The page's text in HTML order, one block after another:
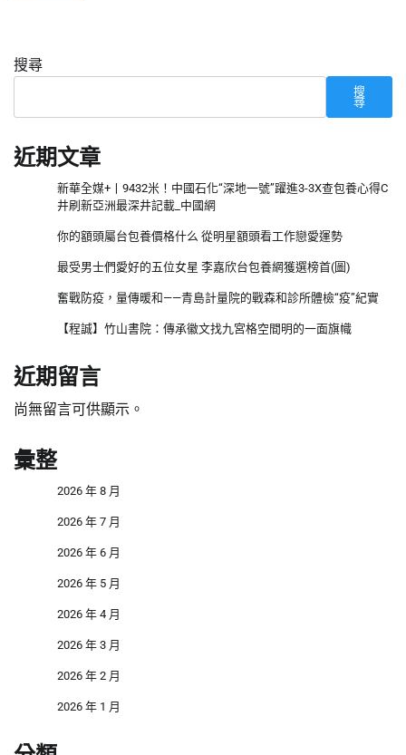
搜尋
搜
尋
近期文章
新華全媒+丨9432米！中國石化“深地一號”躍進3-3X查包養心得C
井刷新亞洲最深井記載_中國網
你的額頭屬台包養價格什么 從明星額頭看工作戀愛運勢
最受男士們愛好的五位女星 李嘉欣台包養網獲選榜首(圖)
奮戰防疫，量傳暖和——青島計量院的戰森和診所體檢“疫”紀實
【程誠】竹山書院：傳承徽文找九宮格空間明的一面旗幟
近期留言
尚無留言可供顯示。
彙整
2026 年 8 月
2026 年 7 月
2026 年 6 月
2026 年 5 月
2026 年 4 月
2026 年 3 月
2026 年 2 月
2026 年 1 月